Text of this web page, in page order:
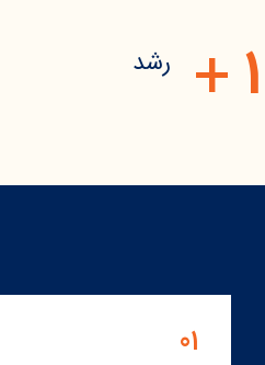
1
+ رشد
01